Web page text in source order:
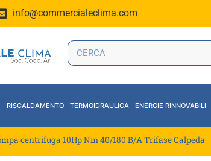
info@commercialeclima.com
RISCALDAMENTO TERMOIDRAULICA ENERGIE RINNOVABILI
centrifuga 10Hp Nm 40/180 B/A Trifase Calpeda